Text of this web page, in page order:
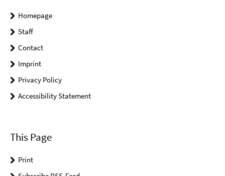
Homepage
Staff
Contact
Imprint
Privacy Policy
Accessibility Statement
This Page
Print